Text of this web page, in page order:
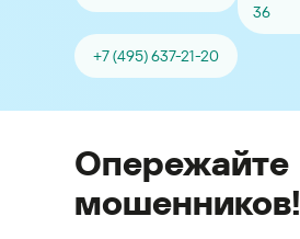
36
+7 (495) 637-21-20
Опережайте
мошенников!